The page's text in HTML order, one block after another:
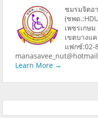
ชมรมจิตอ
(ชพด
เพชรเกษ
เขตบางแ
แฟกซ์:02-
Learn More →